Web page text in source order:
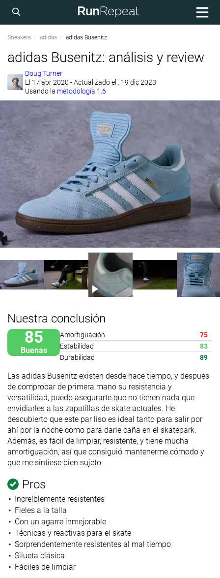
Sneakers adidas adidas Busenitz
adidas Busenitz: análisis y review
Doug Turner
El 17 abr 2020 - Actualizado el . 19 dic 2023
Usando la metodología 1.6
Nuestra conclusión
85
Buenas
Amortiguación
75
Estabilidad
83
Durabilidad
89
Las adidas Busenitz existen desde hace tiempo, y después
de comprobar de primera mano su resistencia y
versatilidad, puedo asegurarte que no tienen nada que
envidiarles a las zapatillas de skate actuales. He
descubierto que este par liso es ideal tanto para salir por
ahí por la noche como para darle caña en el skatepark.
Además, es fácil de limpiar, resistente, y tiene mucha
amortiguación, así que consiguió mantenerme cómodo y
que me sintiese bien sujeto.
Pros
Increíblemente resistentes
Fieles a la talla
Con un agarre inmejorable
Técnicas y reactivas para el skate
Sorprendentemente resistentes al mal tiempo
Silueta clásica
Fáciles de limpiar